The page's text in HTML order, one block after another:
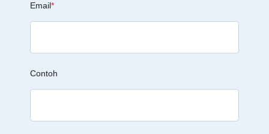
Email*
Contoh